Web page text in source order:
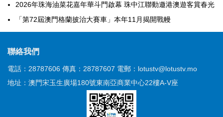
2026年珠海油菜花嘉年華斗門啟幕 珠中江聯動邀港澳遊客賞春光
「第72屆澳門格蘭披治大賽車」本年11月揭開戰幔
聯絡我們
電話：28787606 傳真：28787607 電郵：lotustv@lotustv.mo
地址：澳門宋玉生廣場180號東南亞商業中心22樓A-V座